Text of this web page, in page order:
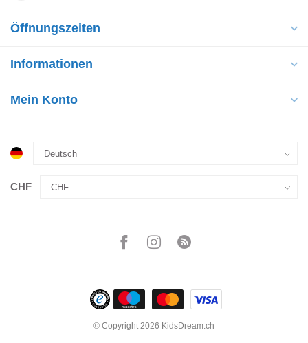
Öffnungszeiten
Informationen
Mein Konto
CHF
© Copyright 2026 KidsDream.ch